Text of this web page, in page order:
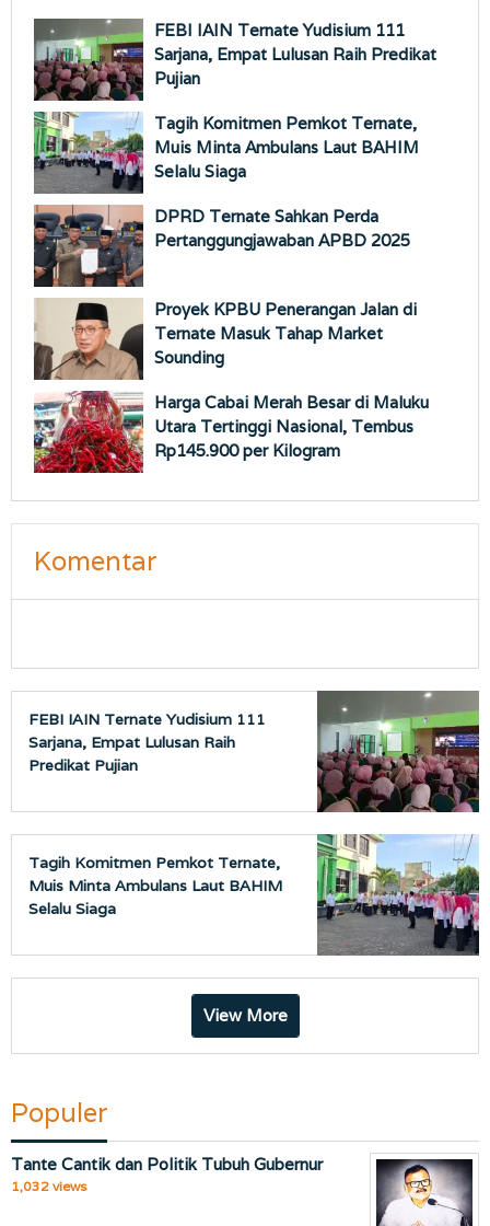
FEBI IAIN Ternate Yudisium 111
Sarjana, Empat Lulusan Raih Predikat
Pujian
Tagih Komitmen Pemkot Ternate,
Muis Minta Ambulans Laut BAHIM
Selalu Siaga
DPRD Ternate Sahkan Perda
Pertanggungjawaban APBD 2025
Proyek KPBU Penerangan Jalan di
Ternate Masuk Tahap Market
Sounding
Harga Cabai Merah Besar di Maluku
Utara Tertinggi Nasional, Tembus
Rp145.900 per Kilogram
Komentar
FEBI IAIN Ternate Yudisium 111
Sarjana, Empat Lulusan Raih
Predikat Pujian
Tagih Komitmen Pemkot Ternate,
Muis Minta Ambulans Laut BAHIM
Selalu Siaga
View More
Populer
Tante Cantik dan Politik Tubuh Gubernur
1,032 views